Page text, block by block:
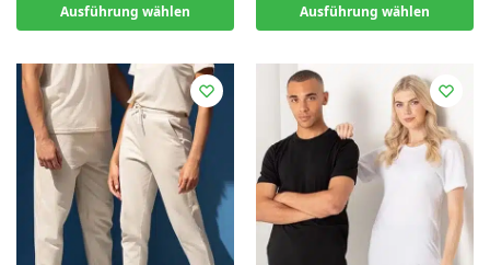
Ausführung wählen Ausführung wählen